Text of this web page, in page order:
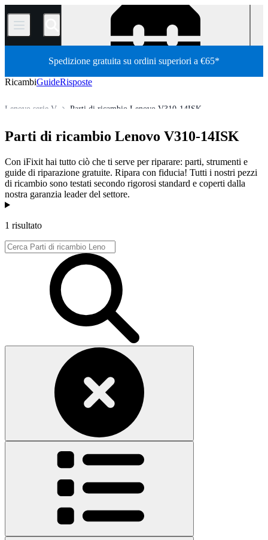
/
Spedizione gratuita su ordini superiori a €65*
RicambiGuideRisposte
Parti di ricambio Lenovo V310-14ISK
Lenovo serie V
Parti di ricambio Lenovo V310-14ISK
Con iFixit hai tutto ciò che ti serve per riparare: parti, strumenti e
guide di riparazione gratuite. Ripara con fiducia! Tutti i nostri pezzi
di ricambio sono testati secondo rigorosi standard e coperti dalla
nostra garanzia leader del settore.
Prodotti
1 risultato